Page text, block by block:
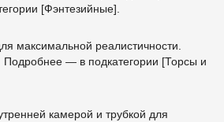
[Фэнтезийные].
максимальной реалистичности.
— в подкатегории [Торсы и
камерой и трубкой для